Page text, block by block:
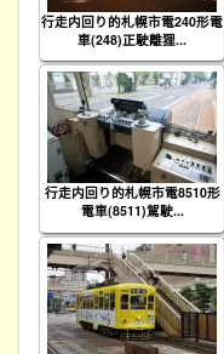
行走内回り的札幌市電240形電
車(248)正駛離狸...
行走内回り的札幌市電8510形
電車(8511)駕駛...